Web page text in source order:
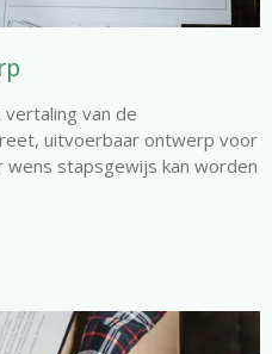
vertaling van de
uitvoerbaar ontwerp voor
wens stapsgewijs kan worden